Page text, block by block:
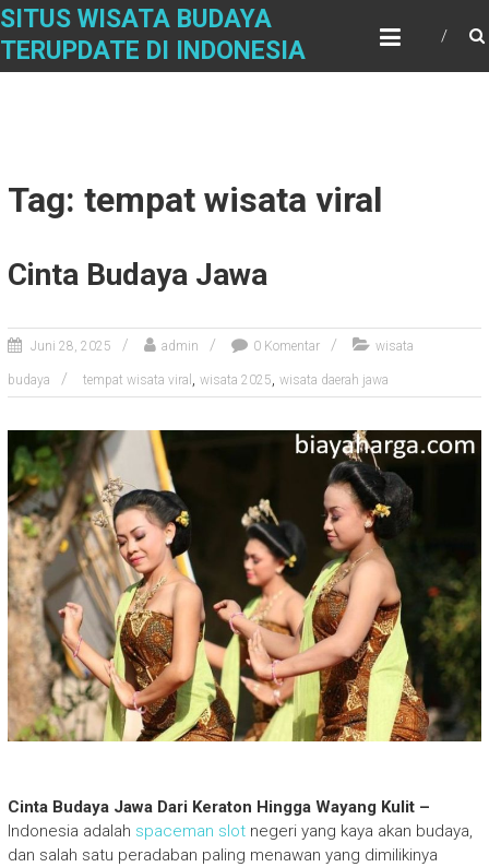
Skip
content
SITUS WISATA BUDAYA
TERUPDATE DI INDONESIA
Tag: tempat wisata viral
Cinta Budaya Jawa
Juni 28, 2025 admin 0 Komentar wisata
budaya tempat wisata viral , wisata 2025, wisata daerah jawa
Cinta Budaya Jawa Dari Keraton Hingga Wayang Kulit –
Indonesia adalah spaceman slotnegeri yang kaya akan budaya,
dan salah satu peradaban paling menawan yang dimilikinya